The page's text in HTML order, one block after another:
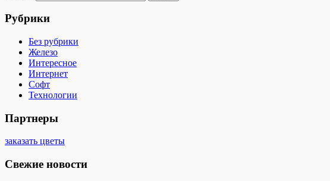
Рубрики
Без рубрики
Железо
Интересное
Интернет
Софт
Технологии
Партнеры
заказать цветы
Свежие новости